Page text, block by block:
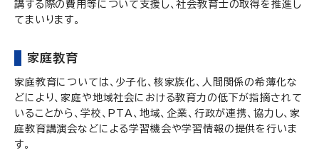
講する際の費用等について支援し、社会教育士の取得を推進し
てまいります。
家庭教育
家庭教育については、少子化、核家族化、人間関係の希薄化な
どにより、家庭や地域社会における教育力の低下が指摘されて
いることから、学校、PTA、地域、企業、行政が連携、協力し、家
庭教育講演会などによる学習機会や学習情報の提供を行いま
す。